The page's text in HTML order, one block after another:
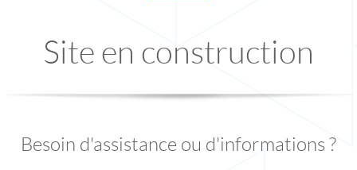
Site en construction
Besoin d'assistance ou d'informations ?